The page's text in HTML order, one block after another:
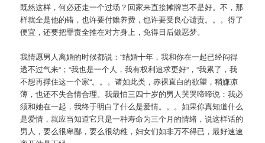
既然这样，何必还走一个过场？回家来直接摊牌岂不是好。不，那
样就全是他的错，也许要付赡养费，也许要受良心谴责。。。得了
便宜，还要把罪责全推在对方身上，免得日后做恶梦。
我情愿男人离婚的时候都说：“结婚十年，我和你在一起已经闷得
透不过气来“；“我也是一个人，我有权利追求更好“，“我累了，我
不想再撑住这一个家“。。。诸如此类，赤裸直白的欲望，稍嫌凉
薄，也还不失合情合理。我最怕三四十岁的男人哭哭啼啼说：我必
须和她在一起，我终于明白了什么是爱情。。。如果你真知道什么
是爱情，就应当知道它只是一种寿命为三个月的情绪，说这样话的
男人，要么很卑鄙，要么很幼稚，妇女们如非万不得已，最好速速